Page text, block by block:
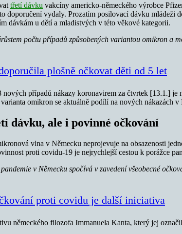
třetí dávku vakcíny americko-německého výrobce
doporučení vydaly. Prozatím posilovací dávku
dávkám u dětí a mladistvých v této věkové kategorii.
počtu případů způsobených variantou omikron
plošně očkovat děti od 5 let
nových případů nákazy koronavirem za čtvrtek [13.1.]
omikron se aktuálně podílí na nových nákazách
dávku, ale i povinné očkování
vlna v Německu neprojevuje na obsazenosti
proti covidu-19 je nejrychlejší cestou k porážce
v Německu spočívá v zavedení všeobecné
proti covidu je další iniciativa
německého filozofa Immanuela Kanta, který jej